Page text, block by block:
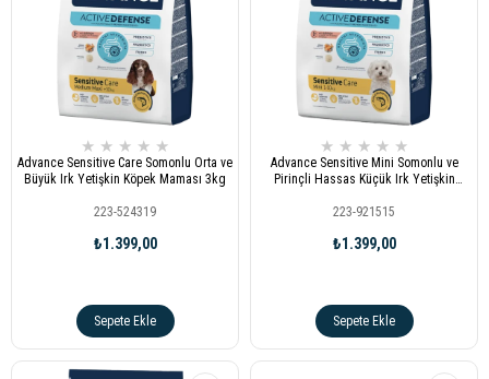
★ ★ ★ ★ ★
Advance Sensitive Care Somonlu Orta ve
Büyük Irk Yetişkin Köpek Maması 3kg
223-524319
₺1.399,00
Sepete Ekle
★ ★ ★ ★ ★
Advance Sensitive Mini Somonlu ve
Pirinçli Hassas Küçük Irk Yetişkin
223-921515
₺1.399,00
Sepete Ekle